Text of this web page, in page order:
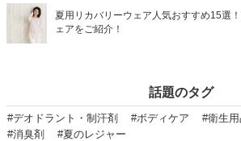
夏用リカバリーウェア人気おすすめ15選
ェアをご紹介！
話題のタグ
#デオドラント・制汗剤 #ボディケア #衛生用
#消臭剤
#夏のレジャー